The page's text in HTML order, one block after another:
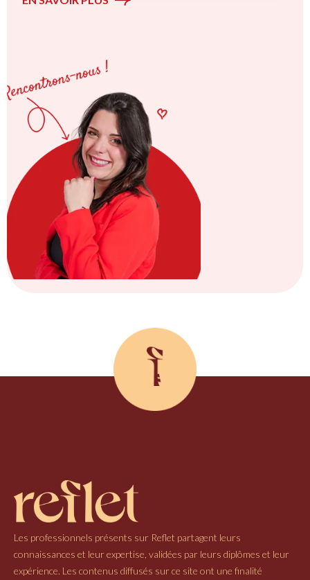
Les professionnels présents sur Reflet partagent leurs
connaissances et leur expertise, validées par leurs diplômes et leur
expérience. Les contenus diffusés sur ce site ont une finalité